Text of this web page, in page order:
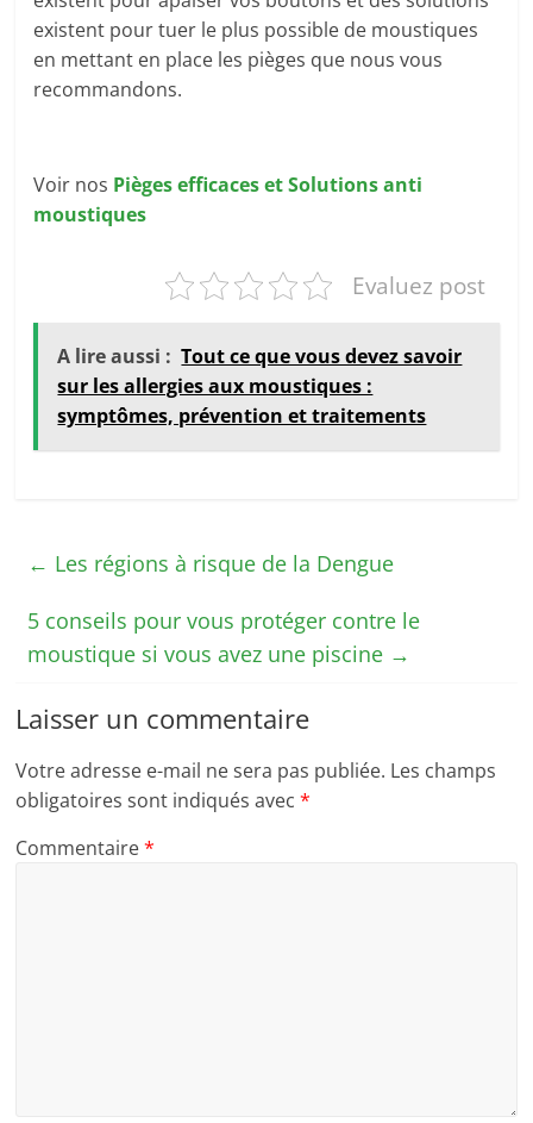
existent pour tuer le plus possible de moustiques
en mettant en place les pièges que nous vous
recommandons.
Voir nos Pièges efficaces et Solutions anti
moustiques
Evaluez post
A lire aussi : Tout ce que vous devez savoir
sur les allergies aux moustiques :
symptômes, prévention et traitements
← Les régions à risque de la Dengue
5 conseils pour vous protéger contre le
moustique si vous avez une piscine →
Laisser un commentaire
Votre adresse e-mail ne sera pas publiée. Les champs
obligatoires sont indiqués avec*
Commentaire*